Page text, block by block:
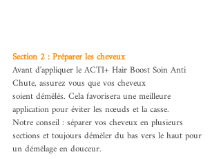
Section 2 : Préparer les cheveux
Avant d'appliquer le ACTI+ Hair Boost Soin Anti
Chute, assurez vous que vos cheveux
soient démêlés. Cela favorisera une meilleure
application pour éviter les nœuds et la casse.
Notre conseil : séparer vos cheveux en plusieurs
sections et toujours démêler du bas vers le haut pour
un démêlage en douceur.